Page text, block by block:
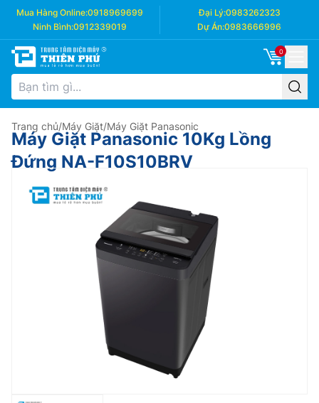
Mua Hàng Online:0918969699 Đại Lý:0983262323
Ninh Bình:0912339019 Dự Án:0983666996
0
Trang chủ/Máy Giặt/Máy Giặt Panasonic
Máy Giặt Panasonic 10Kg Lồng
Đứng NA-F10S10BRV